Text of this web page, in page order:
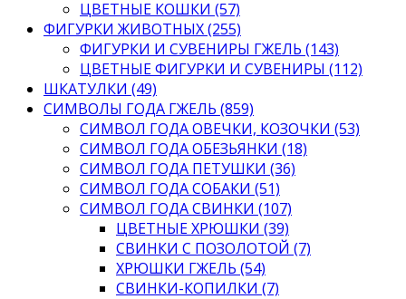
ЦВЕТНЫЕ КОШКИ (57)
ФИГУРКИ ЖИВОТНЫХ (255)
ФИГУРКИ И СУВЕНИРЫ ГЖЕЛЬ (143)
ЦВЕТНЫЕ ФИГУРКИ И СУВЕНИРЫ (112)
ШКАТУЛКИ (49)
СИМВОЛЫ ГОДА ГЖЕЛЬ (859)
СИМВОЛ ГОДА ОВЕЧКИ, КОЗОЧКИ (53)
СИМВОЛ ГОДА ОБЕЗЬЯНКИ (18)
СИМВОЛ ГОДА ПЕТУШКИ (36)
СИМВОЛ ГОДА СОБАКИ (51)
СИМВОЛ ГОДА СВИНКИ (107)
ЦВЕТНЫЕ ХРЮШКИ (39)
СВИНКИ С ПОЗОЛОТОЙ (7)
ХРЮШКИ ГЖЕЛЬ (54)
СВИНКИ-КОПИЛКИ (7)